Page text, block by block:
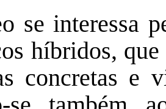
se interessa
híbridos,
concretas e